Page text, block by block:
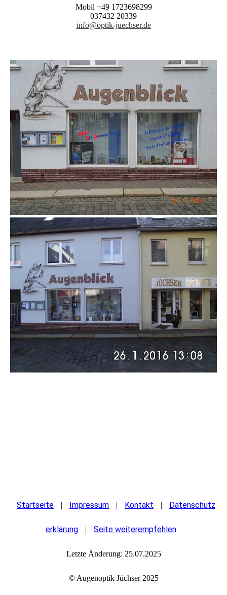
Mobil +49 1723698299
037432 20339
info@optik-juechser.de
Startseite | Impressum | Kontakt | Datenschutz
erklärung | Seite weiterempfehlen
Letzte Änderung: 25.07.2025
© Augenoptik Jüchser 2025